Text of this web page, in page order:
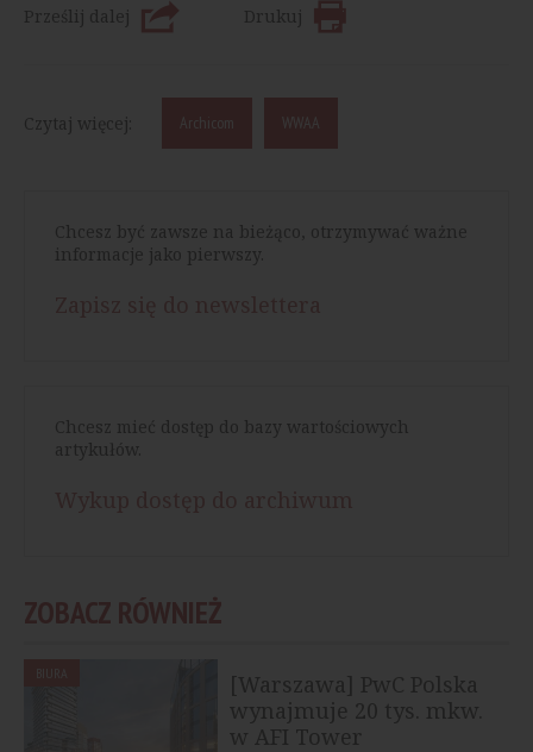
Prześlij dalej
Drukuj
Czytaj więcej: Archicom WWAA
Chcesz być zawsze na bieżąco, otrzymywać ważne
informacje jako pierwszy.
Chcesz mieć dostęp do bazy wartościowych
artykułów.
ZOBACZ RÓWNIEŻ
[Warszawa] PwC Polska
wynajmuje 20 tys. mkw.
w AFI Tower